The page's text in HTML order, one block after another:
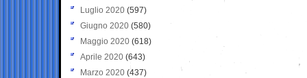
Luglio 2020 (597)
Giugno 2020 (580)
Maggio 2020 (618)
Aprile 2020 (643)
Marzo 2020 (437)